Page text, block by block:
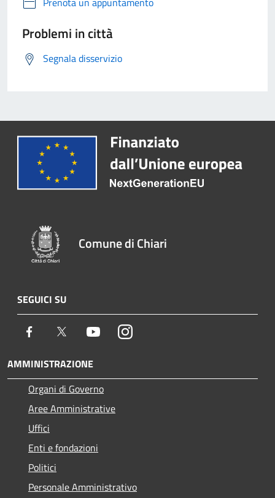
Problemi in città
Segnala disservizio
Comune di Chiari
SEGUICI SU
Facebook Twitter YoutubeInstagram
AMMINISTRAZIONE
Organi di Governo
Aree Amministrative
Uffici
Enti e fondazioni
Politici
Personale Amministrativo